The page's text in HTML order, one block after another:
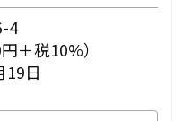
4
＋税10%）
19日